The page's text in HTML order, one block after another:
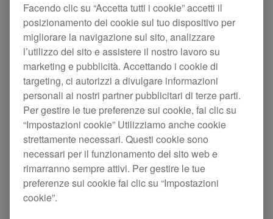
Cuscinetti in pelle per le cuffie HDJ-2000MK2
HC-EP0101
Sostituendo i cuscinetti usurati continuerai a
godere del più totale comfort, senza dover
spendere per un nuovo paio di cuffie.
Facendo clic su “Accetta tutti i cookie” accetti il
posizionamento dei cookie sul tuo dispositivo per
migliorare la navigazione sul sito, analizzare
l’utilizzo del sito e assistere il nostro lavoro su
marketing e pubblicità. Accettando i cookie di
targeting, ci autorizzi a divulgare informazioni
personali ai nostri partner pubblicitari di terze parti.
Per gestire le tue preferenze sui cookie, fai clic su
“Impostazioni cookie” Utilizziamo anche cookie
strettamente necessari. Questi cookie sono
necessari per il funzionamento del sito web e
rimarranno sempre attivi. Per gestire le tue
preferenze sui cookie fai clic su “Impostazioni
cookie”.